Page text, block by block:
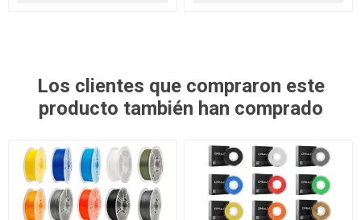
Los clientes que compraron este
producto también han comprado